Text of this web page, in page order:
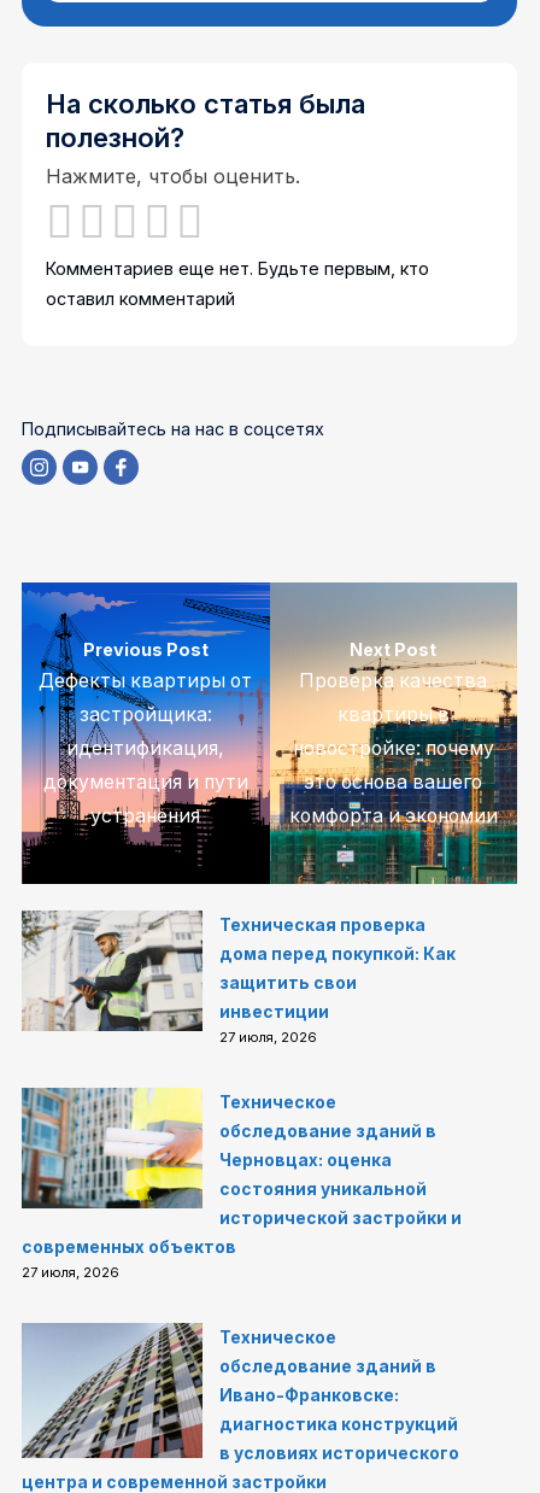
На сколько статья была
полезной?
Нажмите, чтобы оценить.
Комментариев еще нет. Будьте первым, кто
оставил комментарий
Подписывайтесь на нас в соцсетях
Previous Post
Дефекты квартиры от
застройщика:
идентификация,
документация и пути
устранения
Next Post
Проверка качества
квартиры в
новостройке: почему
это основа вашего
комфорта и экономии
Техническая проверка
дома перед покупкой: Как
защитить свои
инвестиции
27 июля, 2026
Техническое
обследование зданий в
Черновцах: оценка
состояния уникальной
исторической застройки и
современных объектов
27 июля, 2026
Техническое
обследование зданий в
Ивано-Франковске:
диагностика конструкций
в условиях исторического
центра и современной застройки